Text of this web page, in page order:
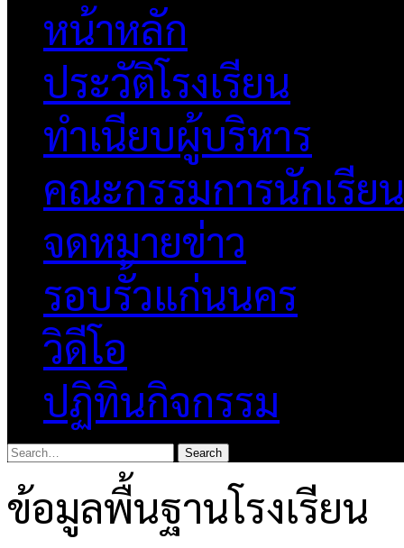
หน้าหลัก
ประวัติโรงเรียน
ทำเนียบผู้บริหาร
คณะกรรมการนักเรียน
จดหมายข่าว
รอบรั้วแก่นนคร
วิดีโอ
ปฏิทินกิจกรรม
ข้อมูลพื้นฐานโรงเรียน